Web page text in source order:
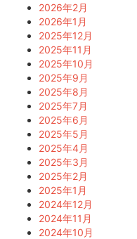
2026年2月
2026年1月
2025年12月
2025年11月
2025年10月
2025年9月
2025年8月
2025年7月
2025年6月
2025年5月
2025年4月
2025年3月
2025年2月
2025年1月
2024年12月
2024年11月
2024年10月